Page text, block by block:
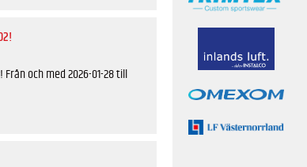
och med 2026-01-28 till